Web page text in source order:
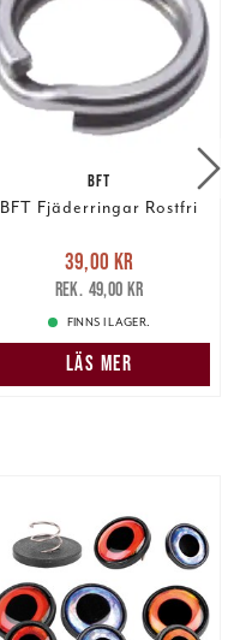
BFT
BFT Fjäderringar Rostfri
Nuvarande pris
39,00 krTidigare pris
49,00 kr
39,00 kr
49,00 kr
FINNS I LAGER.
LÄS MER